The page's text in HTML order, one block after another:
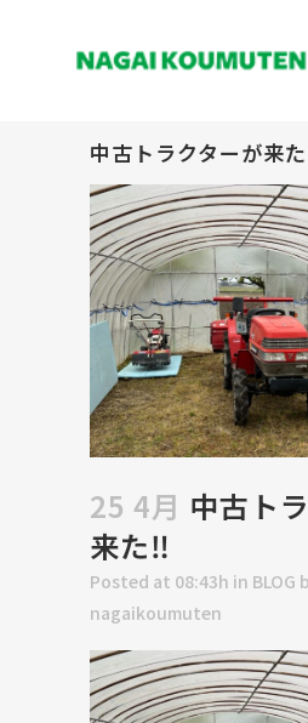
中古トラクターが来
25 4月 中古ト
来た‼
Posted at 08:43h in BLOG
nagaikoumuten